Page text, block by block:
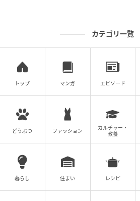
味も推しもなく、“好き”という感
まま生きてきた彼女が、佐野勇斗
クターデザイナー・瀬尾深月と出
始めていく。
合うものがある。どちらも仕事は
ルを持っている。けれど、恋や
不器用なところがある。松本は、
まだ揺れる女性”を、説得力と愛
女優だ。
『君の好きは無敵』を前に、今あ
カテゴリ一覧
トップ マンガ エピソード
どうぶつ ファッション
カルチャー・
教養
暮らし 住まい レシピ